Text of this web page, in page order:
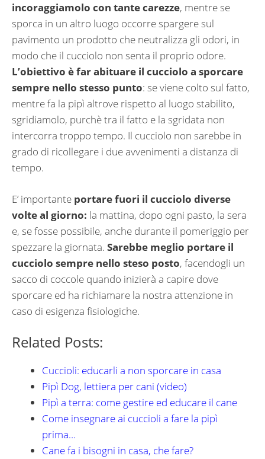
incoraggiamolo con tante carezze, mentre se
sporca in un altro luogo occorre spargere sul
pavimento un prodotto che neutralizza gli odori, in
modo che il cucciolo non senta il proprio odore.
L’obiettivo è far abituare il cucciolo a sporcare
sempre nello stesso punto: se viene colto sul fatto,
mentre fa la pipì altrove rispetto al luogo stabilito,
sgridiamolo, purchè tra il fatto e la sgridata non
intercorra troppo tempo. Il cucciolo non sarebbe in
grado di ricollegare i due avvenimenti a distanza di
tempo.
E’ importante portare fuori il cucciolo diverse
volte al giorno: la mattina, dopo ogni pasto, la sera
e, se fosse possibile, anche durante il pomeriggio per
spezzare la giornata. Sarebbe meglio portare il
cucciolo sempre nello steso posto, facendogli un
sacco di coccole quando inizierà a capire dove
sporcare ed ha richiamare la nostra attenzione in
caso di esigenza fisiologiche.
Related Posts:
Cuccioli: educarli a non sporcare in casa
Pipì Dog, lettiera per cani (video)
Pipì a terra: come gestire ed educare il cane
Come insegnare ai cuccioli a fare la pipì
prima…
Cane fa i bisogni in casa, che fare?